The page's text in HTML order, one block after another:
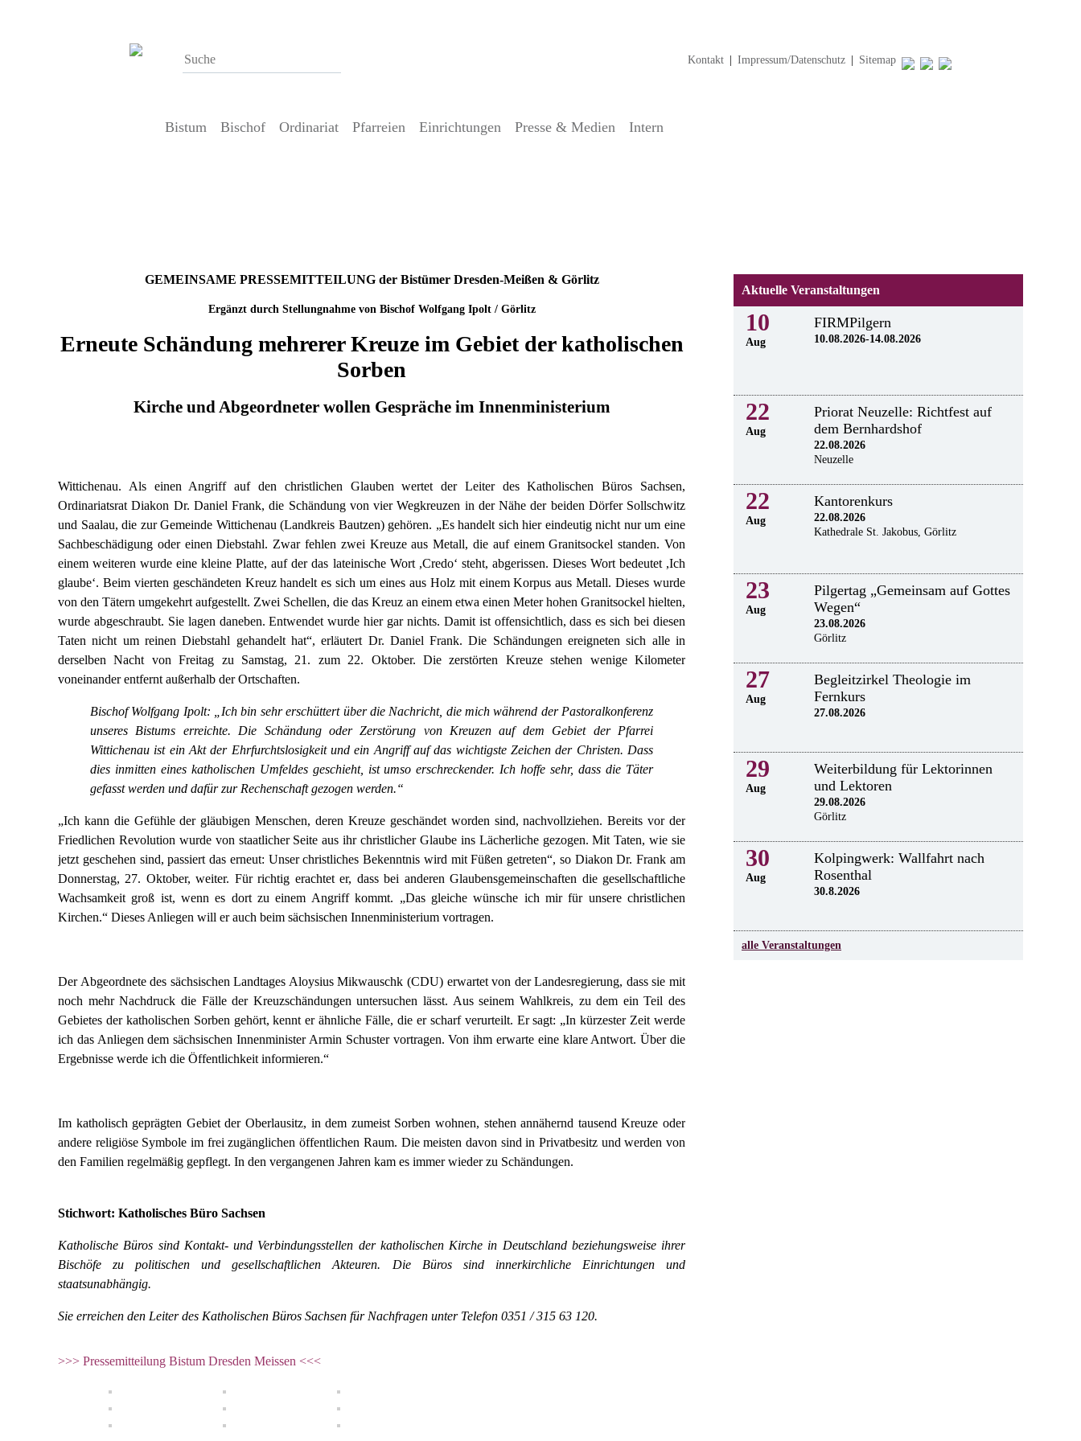
Kontakt Impressum/Datenschutz Sitemap
Bistum Bischof Ordinariat Pfarreien Einrichtungen Presse & Medien Intern
GEMEINSAME PRESSEMITTEILUNG der Bistümer Dresden-Meißen & Görlitz
Ergänzt durch Stellungnahme von Bischof Wolfgang Ipolt / Görlitz
Erneute Schändung mehrerer Kreuze im Gebiet der katholischen
Sorben
Kirche und Abgeordneter wollen Gespräche im Innenministerium
Wittichenau. Als einen Angriff auf den christlichen Glauben wertet der Leiter des Katholischen Büros Sachsen,
Ordinariatsrat Diakon Dr. Daniel Frank, die Schändung von vier Wegkreuzen in der Nähe der beiden Dörfer Sollschwitz
und Saalau, die zur Gemeinde Wittichenau (Landkreis Bautzen) gehören. „Es handelt sich hier eindeutig nicht nur um eine
Sachbeschädigung oder einen Diebstahl. Zwar fehlen zwei Kreuze aus Metall, die auf einem Granitsockel standen. Von
einem weiteren wurde eine kleine Platte, auf der das lateinische Wort ,Credoʻ steht, abgerissen. Dieses Wort bedeutet ,Ich
glaubeʻ. Beim vierten geschändeten Kreuz handelt es sich um eines aus Holz mit einem Korpus aus Metall. Dieses wurde
von den Tätern umgekehrt aufgestellt. Zwei Schellen, die das Kreuz an einem etwa einen Meter hohen Granitsockel hielten,
wurde abgeschraubt. Sie lagen daneben. Entwendet wurde hier gar nichts. Damit ist offensichtlich, dass es sich bei diesen
Taten nicht um reinen Diebstahl gehandelt hat“, erläutert Dr. Daniel Frank. Die Schändungen ereigneten sich alle in
derselben Nacht von Freitag zu Samstag, 21. zum 22. Oktober. Die zerstörten Kreuze stehen wenige Kilometer
voneinander entfernt außerhalb der Ortschaften.
Bischof Wolfgang Ipolt: „Ich bin sehr erschüttert über die Nachricht, die mich während der Pastoralkonferenz
unseres Bistums erreichte. Die Schändung oder Zerstörung von Kreuzen auf dem Gebiet der Pfarrei
Wittichenau ist ein Akt der Ehrfurchtslosigkeit und ein Angriff auf das wichtigste Zeichen der Christen. Dass
dies inmitten eines katholischen Umfeldes geschieht, ist umso erschreckender. Ich hoffe sehr, dass die Täter
gefasst werden und dafür zur Rechenschaft gezogen werden.“
„Ich kann die Gefühle der gläubigen Menschen, deren Kreuze geschändet worden sind, nachvollziehen. Bereits vor der
Friedlichen Revolution wurde von staatlicher Seite aus ihr christlicher Glaube ins Lächerliche gezogen. Mit Taten, wie sie
jetzt geschehen sind, passiert das erneut: Unser christliches Bekenntnis wird mit Füßen getreten“, so Diakon Dr. Frank am
Donnerstag, 27. Oktober, weiter. Für richtig erachtet er, dass bei anderen Glaubensgemeinschaften die gesellschaftliche
Wachsamkeit groß ist, wenn es dort zu einem Angriff kommt. „Das gleiche wünsche ich mir für unsere christlichen
Kirchen.“ Dieses Anliegen will er auch beim sächsischen Innenministerium vortragen.
Der Abgeordnete des sächsischen Landtages Aloysius Mikwauschk (CDU) erwartet von der Landesregierung, dass sie mit
noch mehr Nachdruck die Fälle der Kreuzschändungen untersuchen lässt. Aus seinem Wahlkreis, zu dem ein Teil des
Gebietes der katholischen Sorben gehört, kennt er ähnliche Fälle, die er scharf verurteilt. Er sagt: „In kürzester Zeit werde
ich das Anliegen dem sächsischen Innenminister Armin Schuster vortragen. Von ihm erwarte eine klare Antwort. Über die
Ergebnisse werde ich die Öffentlichkeit informieren.“
Im katholisch geprägten Gebiet der Oberlausitz, in dem zumeist Sorben wohnen, stehen annähernd tausend Kreuze oder
andere religiöse Symbole im frei zugänglichen öffentlichen Raum. Die meisten davon sind in Privatbesitz und werden von
den Familien regelmäßig gepflegt. In den vergangenen Jahren kam es immer wieder zu Schändungen.
Stichwort: Katholisches Büro Sachsen
Katholische Büros sind Kontakt- und Verbindungsstellen der katholischen Kirche in Deutschland beziehungsweise ihrer
Bischöfe zu politischen und gesellschaftlichen Akteuren. Die Büros sind innerkirchliche Einrichtungen und
staatsunabhängig.
Sie erreichen den Leiter des Katholischen Büros Sachsen für Nachfragen unter Telefon 0351 / 315 63 120.
>>> Pressemitteilung Bistum Dresden Meissen <<<
Aktuelle Veranstaltungen
10
Aug
FIRMPilgern
10.08.2026-14.08.2026
22
Aug
Priorat Neuzelle: Richtfest auf
dem Bernhardshof
22.08.2026
Neuzelle
22
Aug
Kantorenkurs
22.08.2026
Kathedrale St. Jakobus, Görlitz
23
Aug
Pilgertag „Gemeinsam auf Gottes
Wegen“
23.08.2026
Görlitz
27
Aug
Begleitzirkel Theologie im
Fernkurs
27.08.2026
29
Aug
Weiterbildung für Lektorinnen
und Lektoren
29.08.2026
Görlitz
30
Aug
Kolpingwerk: Wallfahrt nach
Rosenthal
30.8.2026
alle Veranstaltungen